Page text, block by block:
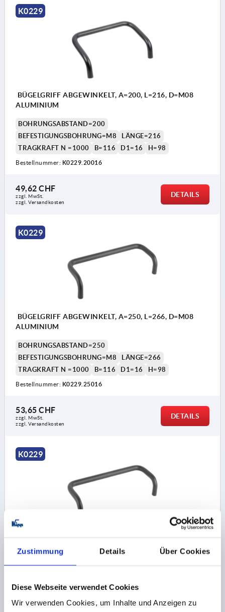
Zustimmung Details Über Cookies
Diese Webseite verwendet Cookies
Wir verwenden Cookies, um Inhalte und Anzeigen zu
K0229
BÜGELGRIFF ABGEWINKELT, A=200, L=216, D=M08
ALUMINIUM
BOHRUNGSABSTAND=200
BEFESTIGUNGSBOHRUNG=M8
LÄNGE=216
TRAGKRAFT N =1000
B=116 D1=16 H=98
Bestellnummer: K0229.20016
49,62 CHF
zzgl. MwSt.
zzgl. Versandkosten
DETAILS
K0229
BÜGELGRIFF ABGEWINKELT, A=250, L=266, D=M08
ALUMINIUM
BOHRUNGSABSTAND=250
BEFESTIGUNGSBOHRUNG=M8
LÄNGE=266
TRAGKRAFT N =1000
B=116 D1=16 H=98
Bestellnummer: K0229.25016
53,65 CHF
zzgl. MwSt.
zzgl. Versandkosten
DETAILS
K0229
ALUMINIUM
BOHRUNGSABSTAND=300
TRAGKRAFT N =1000
B=116 D1=16
Bestellnummer: K0229.30016